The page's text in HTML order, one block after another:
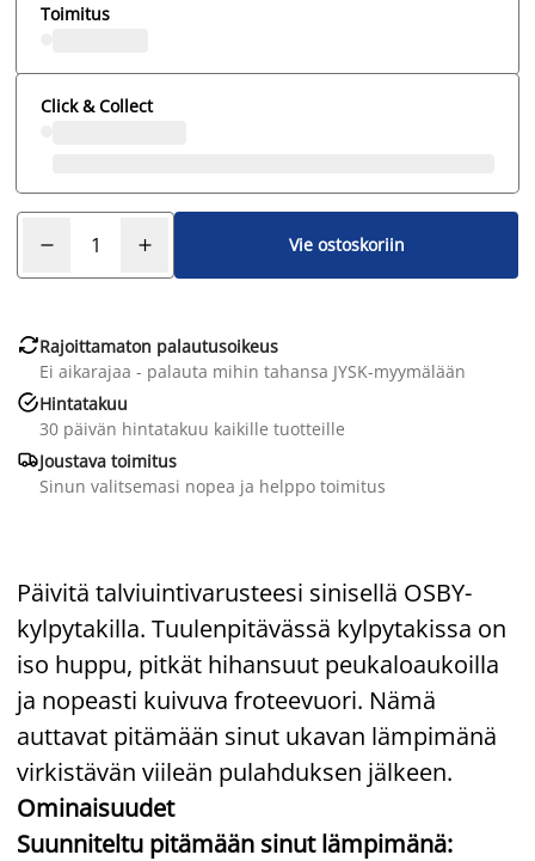
Toimitus
Click & Collect
Vie ostoskoriin
Rajoittamaton palautusoikeus
Ei aikarajaa - palauta mihin tahansa JYSK-myymälään
Hintatakuu
30 päivän hintatakuu kaikille tuotteille
Joustava toimitus
Sinun valitsemasi nopea ja helppo toimitus
Päivitä talviuintivarusteesi sinisellä OSBY-
kylpytakilla. Tuulenpitävässä kylpytakissa on
iso huppu, pitkät hihansuut peukaloaukoilla
ja nopeasti kuivuva froteevuori. Nämä
auttavat pitämään sinut ukavan lämpimänä
virkistävän viileän pulahduksen jälkeen.
Ominaisuudet
Suunniteltu pitämään sinut lämpimänä: